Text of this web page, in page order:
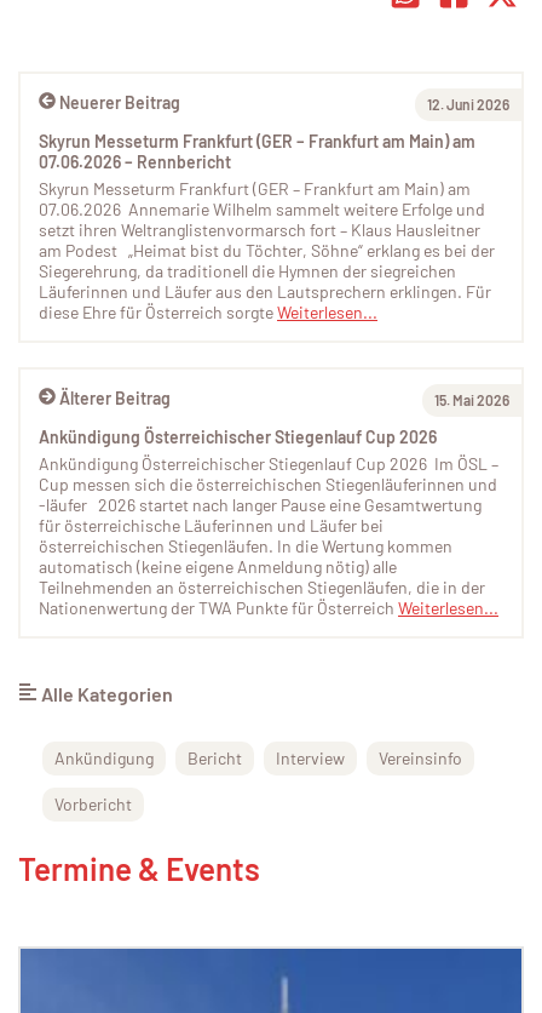
Älterer Beitrag 15. Mai 2026
Ankündigung Österreichischer Stiegenlauf Cup 2026
Ankündigung Österreichischer Stiegenlauf Cup 2026 Im ÖSL –
Cup messen sich die österreichischen Stiegenläuferinnen und
-läufer 2026 startet nach langer Pause eine Gesamtwertung
für österreichische Läuferinnen und Läufer bei
österreichischen Stiegenläufen. In die Wertung kommen
automatisch (keine eigene Anmeldung nötig) alle
Teilnehmenden an österreichischen Stiegenläufen, die in der
Nationenwertung der TWA Punkte für Österreich Weiterlesen...
Neuerer Beitrag 12. Juni 2026
Skyrun Messeturm Frankfurt (GER – Frankfurt am Main) am
07.06.2026 – Rennbericht
Skyrun Messeturm Frankfurt (GER – Frankfurt am Main) am
07.06.2026 Annemarie Wilhelm sammelt weitere Erfolge und
setzt ihren Weltranglistenvormarsch fort – Klaus Hausleitner
am Podest „Heimat bist du Töchter, Söhne“ erklang es bei der
Siegerehrung, da traditionell die Hymnen der siegreichen
Läuferinnen und Läufer aus den Lautsprechern erklingen. Für
diese Ehre für Österreich sorgteWeiterlesen...
Alle Kategorien
Ankündigung Bericht Interview Vereinsinfo
Vorbericht
Termine & Events